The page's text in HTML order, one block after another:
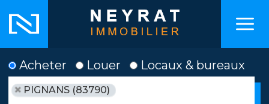
Acheter Louer Locaux & bureaux
PIGNANS (83790)